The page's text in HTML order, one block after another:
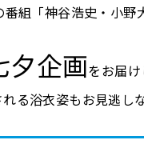
組「神谷浩史・小野
夕企画をお届
る浴衣姿もお見逃し